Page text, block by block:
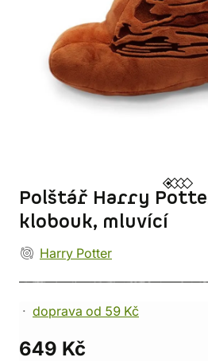
Polštář Harry
klobouk, mluvící
Harry Potter
doprava od 59 Kč
649 Kč